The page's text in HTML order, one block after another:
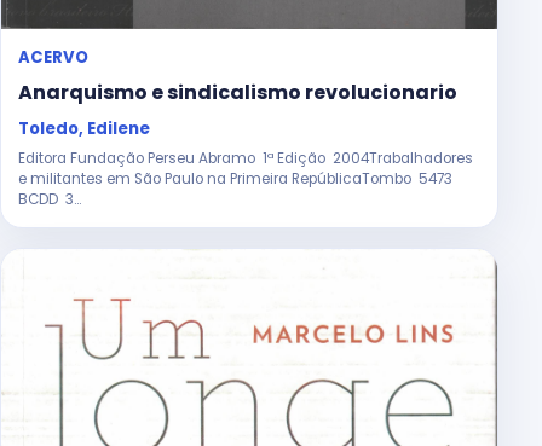
ACERVO
Anarquismo e sindicalismo revolucionario
Toledo, Edilene
Editora Fundação Perseu Abramo 1ª Edição 2004Trabalhadores
e militantes em São Paulo na Primeira RepúblicaTombo 5473
BCDD 3...